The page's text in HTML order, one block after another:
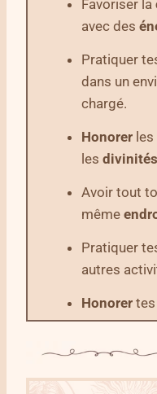
Favoriser la
avec des
Pratiquer
dans un
chargé.
Honorer les
les divinités
Avoir tout
même
Pratiquer
autres
Honorer